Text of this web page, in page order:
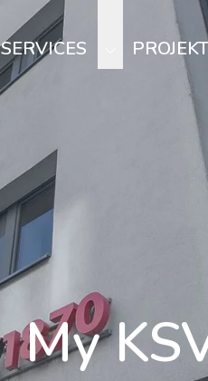
SERVICES
My